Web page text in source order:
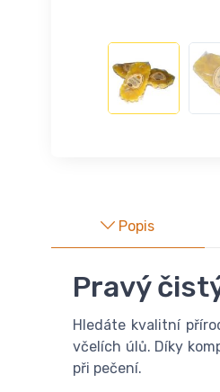
Popis
Pravý
Hledáte kvalitní
včelích úlů. Díky
při pečení.